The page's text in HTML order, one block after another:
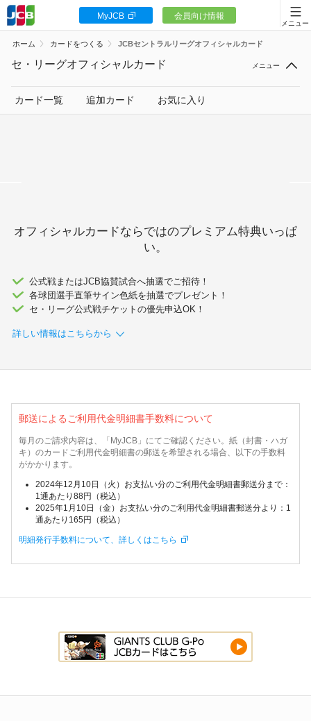
カードをつくる
JCBカードの魅力
入会キャンペーン
法人のお客様
加盟店のお客様
会員向け情報
MyJCB
ホーム カードをつくる JCBセントラルリーグオフィシャルカード
セ・リーグオフィシャルカード
カード一覧 追加カード お気に入り
オフィシャルカードならではのプレミアム特典いっぱ
い。
公式戦またはJCB協賛試合へ抽選でご招待！
各球団選手直筆サイン色紙を抽選でプレゼント！
セ・リーグ公式戦チケットの優先申込OK！
詳しい情報はこちらから
郵送によるご利用代金明細書手数料について
毎月のご請求内容は、「MyJCB」にてご確認ください。紙（封書・ハガ
キ）のカードご利用代金明細書の郵送を希望される場合、以下の手数料
がかかります。
2024年12月10日（火）お支払い分のご利用代金明細書郵送分まで：
1通あたり88円（税込）
2025年1月10日（金）お支払い分のご利用代金明細書郵送分より：1
通あたり165円（税込）
明細発行手数料について、詳しくはこちら